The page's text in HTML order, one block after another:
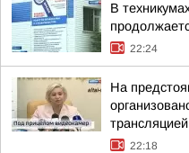
В
22:24
На
22:18